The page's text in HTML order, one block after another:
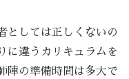
としては正しくないの
に違うカリキュラムを
陣の準備時間は多大で